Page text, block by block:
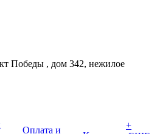
Победы , дом 342, нежилое
Оплата и
+